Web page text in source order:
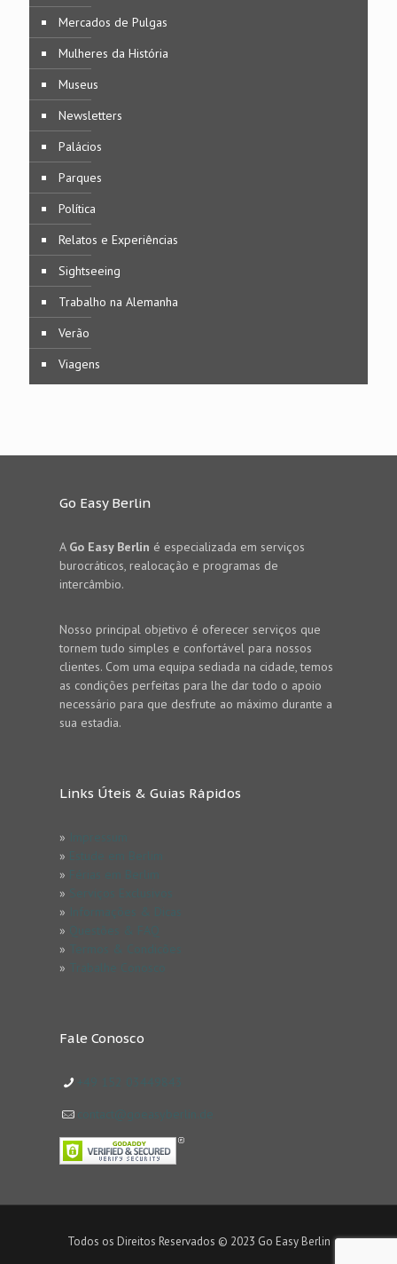
Mercados de Pulgas
Mulheres da História
Museus
Newsletters
Palácios
Parques
Política
Relatos e Experiências
Sightseeing
Trabalho na Alemanha
Verão
Viagens
Go Easy Berlin
A Go Easy Berlin é especializada em serviços
burocráticos, realocação e programas de
intercâmbio.
Nosso principal objetivo é oferecer serviços que
tornem tudo simples e confortável para nossos
clientes. Com uma equipa sediada na cidade, temos
as condições perfeitas para lhe dar todo o apoio
necessário para que desfrute ao máximo durante a
sua estadia.
Links Úteis & Guias Rápidos
»
»
»
»
»
»
»
»
Fale Conosco
Todos os Direitos Reservados © 2023 Go Easy Berlin